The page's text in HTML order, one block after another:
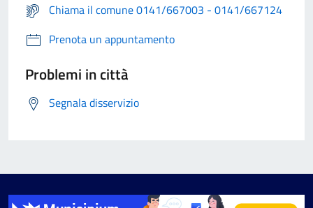
Chiama il comune 0141/667003 - 0141/667124
Prenota un appuntamento
Problemi in città
Segnala disservizio